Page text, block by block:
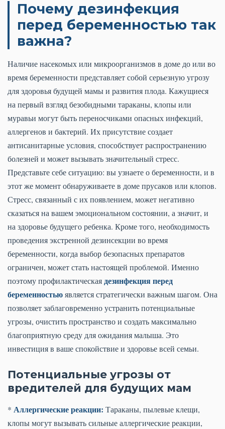
Почему дезинфекция
перед беременностью так
важна?
Наличие насекомых или микроорганизмов в доме до или во
время беременности представляет собой серьезную угрозу
для здоровья будущей мамы и развития плода. Кажущиеся
на первый взгляд безобидными тараканы, клопы или
муравьи могут быть переносчиками опасных инфекций,
аллергенов и бактерий. Их присутствие создает
антисанитарные условия, способствует распространению
болезней и может вызывать значительный стресс.
Представьте себе ситуацию: вы узнаете о беременности, и в
этот же момент обнаруживаете в доме прусаков или клопов.
Стресс, связанный с их появлением, может негативно
сказаться на вашем эмоциональном состоянии, а значит, и
на здоровье будущего ребенка. Кроме того, необходимость
проведения экстренной дезинсекции во время
беременности, когда выбор безопасных препаратов
ограничен, может стать настоящей проблемой. Именно
поэтому профилактическаядезинфекция перед
беременностьюявляется стратегически важным шагом. Она
позволяет заблаговременно устранить потенциальные
угрозы, очистить пространство и создать максимально
благоприятную среду для ожидания малыша. Это
инвестиция в ваше спокойствие и здоровье всей семьи.
Потенциальные угрозы от
вредителей для будущих мам
* Аллергические реакции: Тараканы, пылевые клещи,
клопы могут вызывать сильные аллергические реакции,